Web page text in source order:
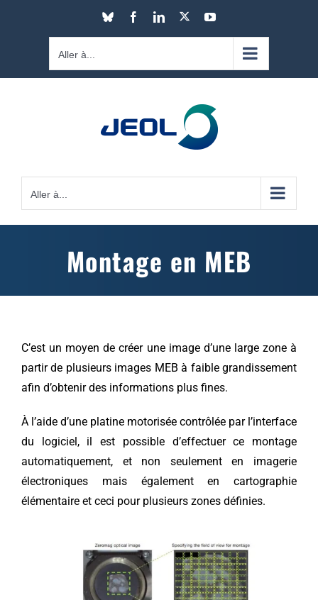
Bluesky FacebookLinkedIn YouTube
Aller à...
Aller à...
Montage en MEB
C’est un moyen de créer une image d’une large zone à
partir de plusieurs images MEB à faible grandissement
afin d’obtenir des informations plus fines.
À l’aide d’une platine motorisée contrôlée par l’interface
du logiciel, il est possible d’effectuer ce montage
automatiquement, et non seulement en imagerie
électroniques mais également en cartographie
élémentaire et ceci pour plusieurs zones définies.